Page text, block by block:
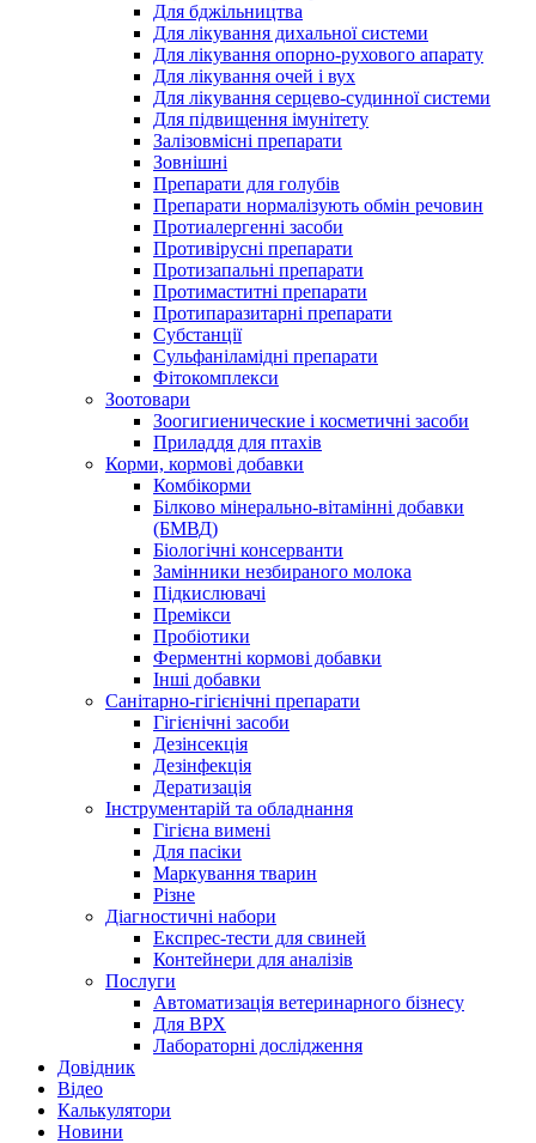
Для бджільництва
Для лікування дихальної системи
Для лікування опорно-рухового апарату
Для лікування очей і вух
Для лікування серцево-судинної системи
Для підвищення імунітету
Залізовмісні препарати
Зовнішні
Препарати для голубів
Препарати нормалізують обмін речовин
Протиалергенні засоби
Противірусні препарати
Протизапальні препарати
Протимаститні препарати
Протипаразитарні препарати
Субстанції
Сульфаніламідні препарати
Фітокомплекси
Зоотовари
Зоогигиенические і косметичні засоби
Приладдя для птахів
Корми, кормові добавки
Комбікорми
Білково мінерально-вітамінні добавки
(БМВД)
Біологічні консерванти
Замінники незбираного молока
Підкислювачі
Премікси
Пробіотики
Ферментні кормові добавки
Інші добавки
Санітарно-гігієнічні препарати
Гігієнічні засоби
Дезінсекція
Дезінфекція
Дератизація
Інструментарій та обладнання
Гігієна вимені
Для пасіки
Маркування тварин
Різне
Діагностичні набори
Експрес-тести для свиней
Контейнери для аналізів
Послуги
Автоматизація ветеринарного бізнесу
Для ВРХ
Лабораторні дослідження
Довідник
Відео
Калькулятори
Новини